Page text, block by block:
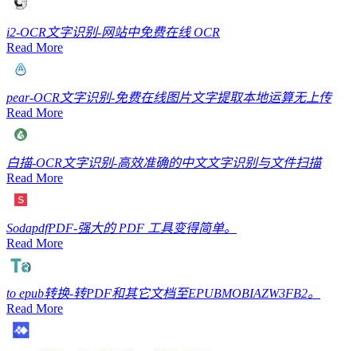
i2-OCR文字识别-网站中免费在线 OCR
Read More
pear-OCR文字识别-免费在线图片文字提取本地运算无上传
Read More
白描-OCR文字识别-高效准确的中文文字识别与文件扫描
Read More
SodapdfPDF-强大的 PDF 工具变得简单。
Read More
to epub转换-转PDF和其它文档至EPUBMOBIAZW3FB2。
Read More